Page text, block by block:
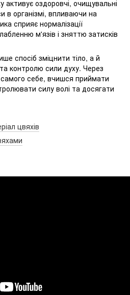
оздоровчі, очищувальні
в організмі, впливаючи на
сприяє нормалізації
м'язів і зняттю затисків
спосіб зміцнити тіло, а й
контролю сили духу. Через
себе, вчишся приймати
силу волі та досягати
цвяхів